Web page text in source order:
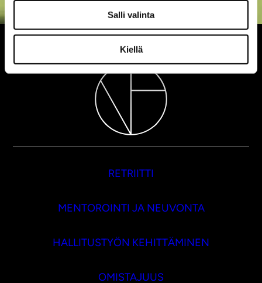
Salli valinta
Kiellä
RETRIITTI
MENTOROINTI JA NEUVONTA
HALLITUSTYÖN KEHITTÄMINEN
OMISTAJUUS